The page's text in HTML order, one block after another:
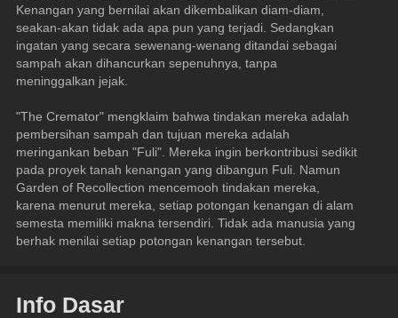
Kenangan yang bernilai akan dikembalikan diam-diam,
seakan-akan tidak ada apa pun yang terjadi. Sedangkan
ingatan yang secara sewenang-wenang ditandai sebagai
sampah akan dihancurkan sepenuhnya, tanpa
meninggalkan jejak.
"The Cremator" mengklaim bahwa tindakan mereka adalah
pembersihan sampah dan tujuan mereka adalah
meringankan beban "Fuli". Mereka ingin berkontribusi sedikit
pada proyek tanah kenangan yang dibangun Fuli. Namun
Garden of Recollection mencemooh tindakan mereka,
karena menurut mereka, setiap potongan kenangan di alam
semesta memiliki makna tersendiri. Tidak ada manusia yang
berhak menilai setiap potongan kenangan tersebut.
Info Dasar